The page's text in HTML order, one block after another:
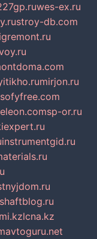
wes-ex.ru
stroy-db.com
mirjon.ru
sp-or.ru
instrumentgid.ru
lcna.kz
avtoguru.net